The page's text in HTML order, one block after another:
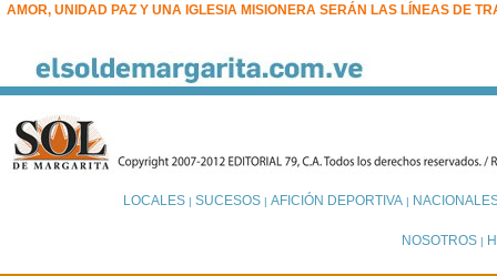
AMOR, UNIDAD PAZ Y UNA IGLESIA MISIONERA SERÁN LAS LÍNEAS DE
LOCALES| SUCESOS| AFICIÓN DEPORTIVA|
NOSOTROS |